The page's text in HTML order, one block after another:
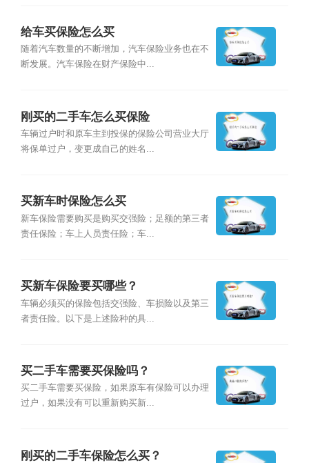
给车买保险怎么买
随着汽车数量的不断增加，汽车保险业务也在不
断发展。汽车保险在财产保险中...
刚买的二手车怎么买保险
车辆过户时和原车主到投保的保险公司营业大厅
将保单过户，变更成自己的姓名...
买新车时保险怎么买
新车保险需要购买是购买交强险；足额的第三者
责任保险；车上人员责任险；车...
买新车保险要买哪些？
车辆必须买的保险包括交强险、车损险以及第三
者责任险。以下是上述险种的具...
买二手车需要买保险吗？
买二手车需要买保险，如果原车有保险可以办理
过户，如果没有可以重新购买新...
刚买的二手车保险怎么买？